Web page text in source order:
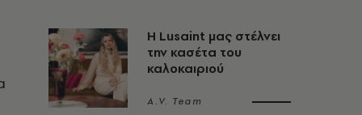
Η Lusaint μας στέλνει
την κασέτα του
καλοκαιριού
A.V. Team